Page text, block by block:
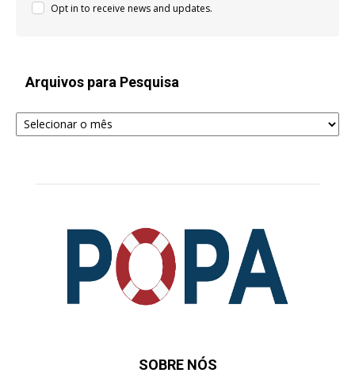
Opt in to receive news and updates.
Arquivos para Pesquisa
Arquivos
para
SOBRE NÓS